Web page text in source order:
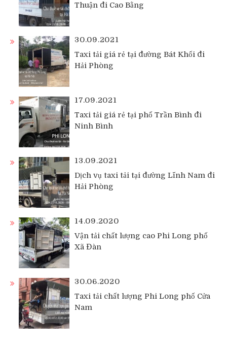
Thuận đi Cao Bằng
30.09.2021
Taxi tải giá rẻ tại đường Bát Khối đi
Hải Phòng
17.09.2021
Taxi tải giá rẻ tại phố Trần Bình đi
Ninh Bình
13.09.2021
Dịch vụ taxi tải tại đường Lĩnh Nam đi
Hải Phòng
14.09.2020
Vận tải chất lượng cao Phi Long phố
Xã Đàn
30.06.2020
Taxi tải chất lượng Phi Long phố Cửa
Nam